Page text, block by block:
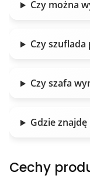
Czy można
Czy szuflada
Czy szafa
Gdzie
Cechy